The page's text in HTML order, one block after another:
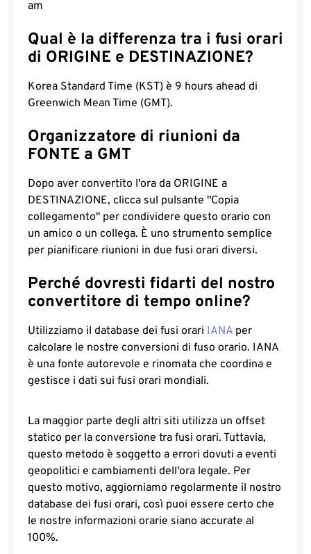
am
Qual è la differenza tra i fusi orari
di ORIGINE e DESTINAZIONE?
Korea Standard Time (KST) è 9 hours ahead di
Greenwich Mean Time (GMT).
Organizzatore di riunioni da
FONTE a GMT
Dopo aver convertito l'ora da ORIGINE a
DESTINAZIONE, clicca sul pulsante "Copia
collegamento" per condividere questo orario con
un amico o un collega. È uno strumento semplice
per pianificare riunioni in due fusi orari diversi.
Perché dovresti fidarti del nostro
convertitore di tempo online?
Utilizziamo il database dei fusi orari IANA per
calcolare le nostre conversioni di fuso orario. IANA
è una fonte autorevole e rinomata che coordina e
gestisce i dati sui fusi orari mondiali.
La maggior parte degli altri siti utilizza un offset
statico per la conversione tra fusi orari. Tuttavia,
questo metodo è soggetto a errori dovuti a eventi
geopolitici e cambiamenti dell'ora legale. Per
questo motivo, aggiorniamo regolarmente il nostro
database dei fusi orari, così puoi essere certo che
le nostre informazioni orarie siano accurate al
100%.